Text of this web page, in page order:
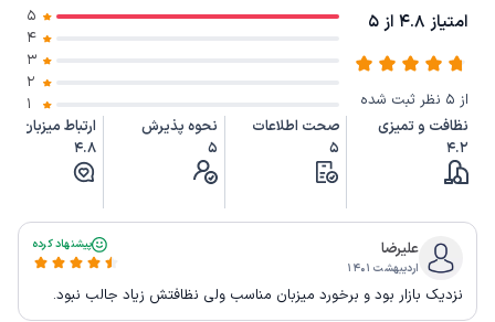
امتیاز 4.8 از 5
از 5 نظر ثبت شده
5
4
3
2
1
نظافت و تمیزی
4.2
صحت اطلاعات
5
نحوه پذیرش
5
ارتباط میزبان
4.8
علیرضا
اردیبهشت ۱۴۰۱
پیشنهاد کرده
نزدیک بازار بود و برخورد میزبان مناسب ولی نظافتش زیاد جالب نبود.